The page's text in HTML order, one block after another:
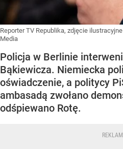
Reporter TV Republika, zdjęcie ilustracyjne
Media
Policja w Berlinie
Bąkiewicza. Niemiecka
oświadczenie, a politycy
ambasadą zwołano
odśpiewano Rotę.